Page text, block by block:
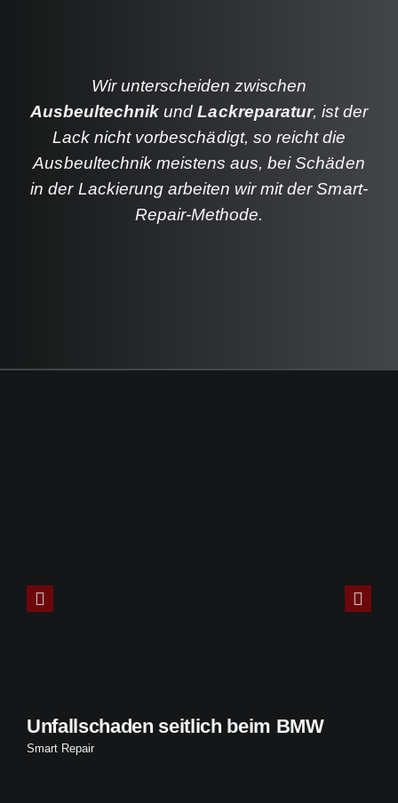
Wir unterscheiden zwischen
Ausbeultechnik undLackreparatur, ist der
Lack nicht vorbeschädigt, so reicht die
Ausbeultechnik meistens aus, bei Schäden
in der Lackierung arbeiten wir mit der Smart-
Repair-Methode.
Unfallschaden seitlich beim BMW
Smart Repair